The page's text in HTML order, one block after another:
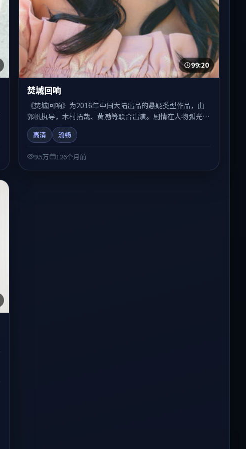
99:20
焚城回响
《焚城回响》为2016年中国大陆出品的悬疑类型作品，由
郭帆执导，木村拓哉、黄渤等联合出演。剧情在人物弧光与
节奏推进中展开，兼具叙事张力与视听质感。适合关注国产
在线观看、热播国产剧与院线佳片的观众收藏与检索延伸。
高清 流畅
9.5万 126个月前